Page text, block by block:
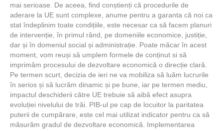
mai serioase. De aceea, find conștienți că procedurile de
aderare la UE sunt complexe, anume pentru a garanta că noi ca
stat îndeplinim toate condițiile, este necesar ca să facem planuri
de intervenție, în primul rând, pe domeniile economice, justiție,
dar și în domeniul social și administrație. Poate măcar în acest
moment, vom reuși să umplem formele de conținut si să
imprimăm procesului de dezvoltare economică o direcție clară.
Pe termen scurt, decizia de ieri ne va mobiliza să luăm lucrurile
în serios și să lucrăm dinamic și pe bune, iar pe termen mediu,
impactul deschiderii către UE trebuie să aibă efect asupra
evoluției nivelului de trăi. PIB-ul pe cap de locuitor la paritatea
puterii de cumpărare, este cel mai utilizat indicator pentru ca să
măsurăm gradul de dezvoltare economică. Implementarea